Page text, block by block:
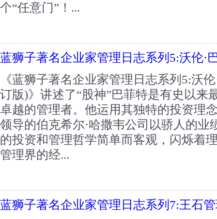
个“任意门”！...
蓝狮子著名企业家管理日志系列5:沃伦·
《蓝狮子著名企业家管理日志系列5:沃
订版)》讲述了“股神”巴菲特是有史以来
卓越的管理者。他运用其独特的投资理
领导的伯克希尔·哈撒韦公司以骄人的业
的投资和管理哲学简单而客观，闪烁着
管理界的经...
蓝狮子著名企业家管理日志系列7:王石